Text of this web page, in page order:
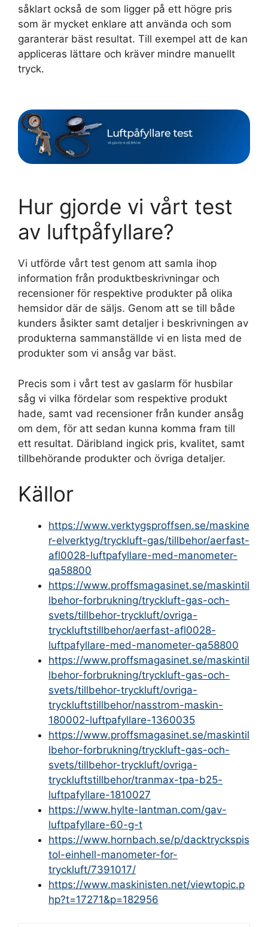
såklart också de som ligger på ett högre pris
som är mycket enklare att använda och som
garanterar bäst resultat. Till exempel att de kan
appliceras lättare och kräver mindre manuellt
tryck.
Hur gjorde vi vårt test
av luftpåfyllare?
Vi utförde vårt test genom att samla ihop
information från produktbeskrivningar och
recensioner för respektive produkter på olika
hemsidor där de säljs. Genom att se till både
kunders åsikter samt detaljer i beskrivningen av
produkterna sammanställde vi en lista med de
produkter som vi ansåg var bäst.
Precis som i vårt test av gaslarm för husbilar
såg vi vilka fördelar som respektive produkt
hade, samt vad recensioner från kunder ansåg
om dem, för att sedan kunna komma fram till
ett resultat. Däribland ingick pris, kvalitet, samt
tillbehörande produkter och övriga detaljer.
Källor
https://www.verktygsproffsen.se/maskine
r-elverktyg/tryckluft-gas/tillbehor/aerfast-
afl0028-luftpafyllare-med-manometer-
qa58800
https://www.proffsmagasinet.se/maskintil
lbehor-forbrukning/tryckluft-gas-och-
svets/tillbehor-tryckluft/ovriga-
tryckluftstillbehor/aerfast-afl0028-
luftpafyllare-med-manometer-qa58800
https://www.proffsmagasinet.se/maskintil
lbehor-forbrukning/tryckluft-gas-och-
svets/tillbehor-tryckluft/ovriga-
tryckluftstillbehor/nasstrom-maskin-
180002-luftpafyllare-1360035
https://www.proffsmagasinet.se/maskintil
lbehor-forbrukning/tryckluft-gas-och-
svets/tillbehor-tryckluft/ovriga-
tryckluftstillbehor/tranmax-tpa-b25-
luftpafyllare-1810027
https://www.hylte-lantman.com/gav-
luftpafyllare-60-g-t
https://www.hornbach.se/p/dacktryckspis
tol-einhell-manometer-for-
tryckluft/7391017/
https://www.maskinisten.net/viewtopic.p
hp?t=17271&p=182956